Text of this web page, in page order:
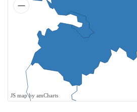
JS map by amCharts